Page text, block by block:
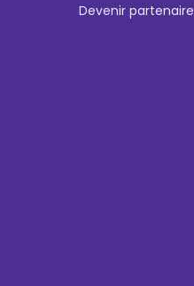
Devenir partenaire